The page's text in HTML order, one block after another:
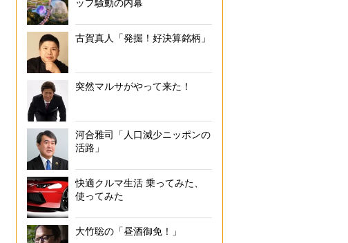
ップ騒動の内幕
古賀真人「発掘！好決算銘柄」
突然マルサがやって来た！
河合雅司「人口減少ニッポンの
活路」
快適クルマ生活 乗ってみた、
使ってみた
大竹聡の「昼酒御免！」